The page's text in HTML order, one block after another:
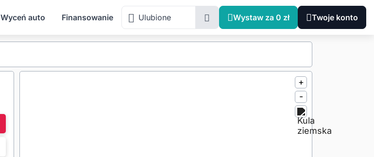
Wyceń auto Finansowanie Ulubione Wystaw za 0 zł Twoje konto
+
-